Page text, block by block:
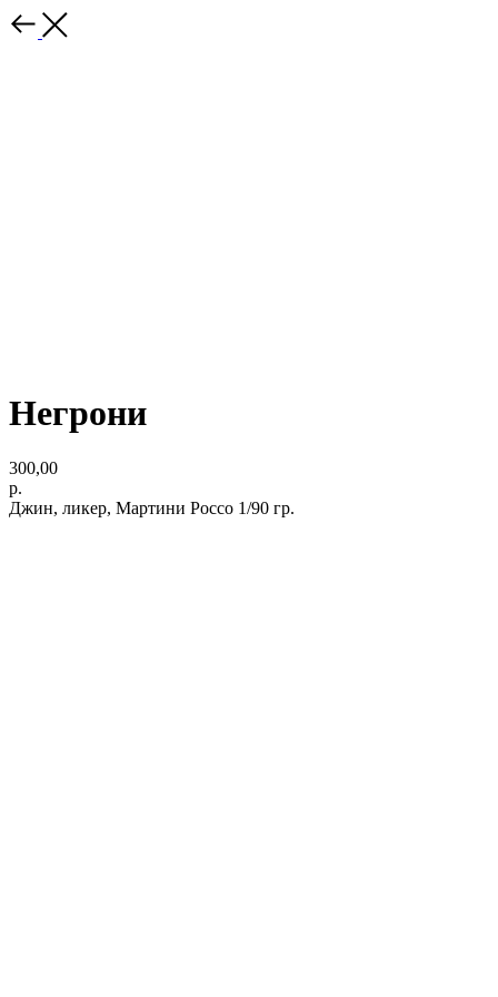
Негрони
300,00
р.
Джин, ликер, Мартини Россо 1/90 гр.